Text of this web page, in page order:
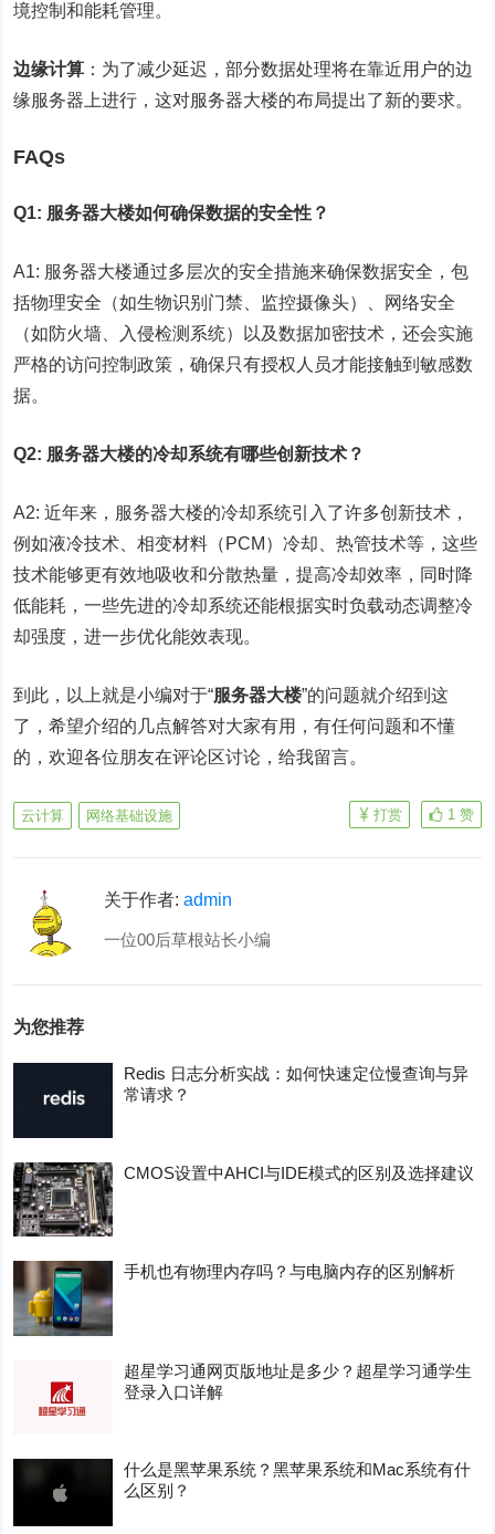
境控制和能耗管理。
边缘计算 ：为了减少延迟，部分数据处理将在靠近用户的边
缘服务器上进行，这对服务器大楼的布局提出了新的要求。
FAQs
Q1: 服务器大楼如何确保数据的安全性？
A1: 服务器大楼通过多层次的安全措施来确保数据安全，包
括物理安全（如生物识别门禁、监控摄像头）、网络安全
（如防火墙、入侵检测系统）以及数据加密技术，还会实施
严格的访问控制政策，确保只有授权人员才能接触到敏感数
据。
Q2: 服务器大楼的冷却系统有哪些创新技术？
A2: 近年来，服务器大楼的冷却系统引入了许多创新技术，
例如液冷技术、相变材料（PCM）冷却、热管技术等，这些
技术能够更有效地吸收和分散热量，提高冷却效率，同时降
低能耗，一些先进的冷却系统还能根据实时负载动态调整冷
却强度，进一步优化能效表现。
到此，以上就是小编对于“服务器大楼”的问题就介绍到这
了，希望介绍的几点解答对大家有用，有任何问题和不懂
的，欢迎各位朋友在评论区讨论，给我留言。
云计算 网络基础设施 1 赞
打赏
关于作者:admin
一位00后草根站长小编
为您推荐
Redis 日志分析实战：如何快速定位慢查询与异
常请求？
CMOS设置中AHCI与IDE模式的区别及选择建议
手机也有物理内存吗？与电脑内存的区别解析
超星学习通网页版地址是多少？超星学习通学生
登录入口详解
什么是黑苹果系统？黑苹果系统和Mac系统有什
么区别？